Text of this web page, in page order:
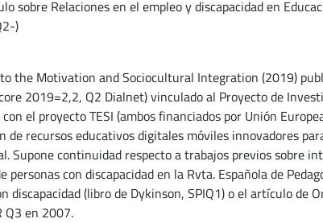
sobre Relaciones en el empleo y discapacidad en
)
the Motivation and Sociocultural Integration (2019)
2019=2,2, Q2 Dialnet) vinculado al Proyecto de
el proyecto TESI (ambos financiados por Unión
de recursos educativos digitales móviles innovadores
Supone continuidad respecto a trabajos previos sobre
personas con discapacidad en la Rvta. Española de
discapacidad (libro de Dykinson, SPIQ1) o el artículo de
Q3 en 2007.